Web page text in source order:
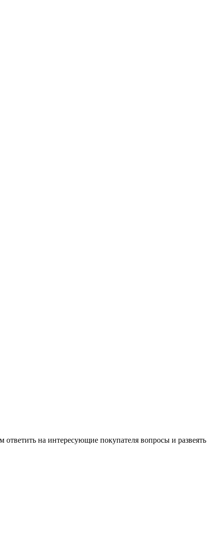
на интересующие покупателя вопросы и развеять